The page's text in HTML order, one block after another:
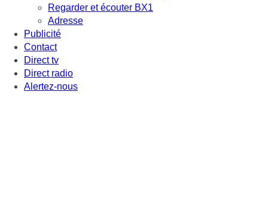
Regarder et écouter BX1
Adresse
Publicité
Contact
Direct tv
Direct radio
Alertez-nous